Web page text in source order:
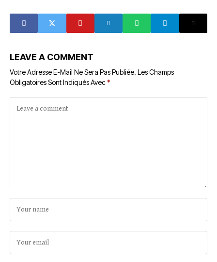
LEAVE A COMMENT
Votre Adresse E-Mail Ne Sera Pas Publiée. Les Champs
Obligatoires Sont Indiqués Avec*